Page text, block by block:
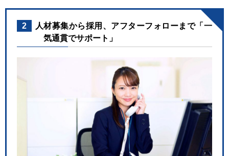
2
人材募集から採用、アフターフォローまで「一
気通貫でサポート」